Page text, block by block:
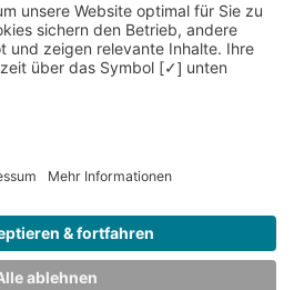
Kontakt
Datenschutz
Newsletter